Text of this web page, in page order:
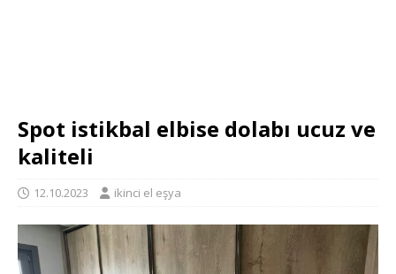
Spot istikbal elbise dolabı ucuz ve
kaliteli
12.10.2023 ikinci el eşya